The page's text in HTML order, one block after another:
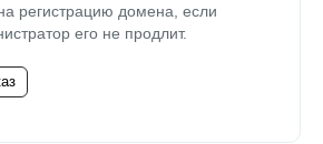
регистрацию домена, если
его не продлит.